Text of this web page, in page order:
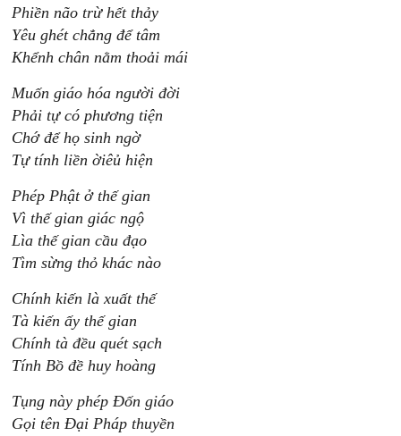
Phiền não trừ hết thảy
Yêu ghét chẳng để tâm
Khểnh chân nằm thoải mái
Muốn giáo hóa người đời
Phải tự có phương tiện
Chớ để họ sinh ngờ
Tự tính liền ờiêủ hiện
Phép Phật ở thế gian
Vì thế gian giác ngộ
Lìa thế gian cầu đạo
Tìm sừng thỏ khác nào
Chính kiến là xuất thế
Tà kiến ấy thế gian
Chính tà đều quét sạch
Tính Bồ đề huy hoàng
Tụng này phép Đốn giáo
Gọi tên Đại Pháp thuyền